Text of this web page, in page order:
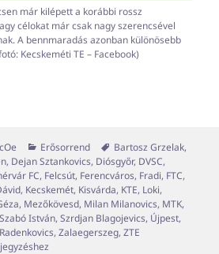
már kilépett a korábbi rossz
célokat már csak nagy szerencsével
A bennmaradás azonban különösebb
Kecskeméti TE – Facebook)
2024 #11
Kategória
Erősorrend Címke
Bartosz Grzelak,
, Dejan Sztankovics, Diósgyőr, DVSC,
FC, Felcsút, Ferencváros, Fradi, FTC,
, Kecskemét, Kisvárda, KTE, Loki,
, Mezőkövesd, Milan Milanovics, MTK,
Szabó István,Szrdjan Blagojevics, Újpest,
,Zalaegerszeg,ZTE
es erősorrend 2023-2024 #11